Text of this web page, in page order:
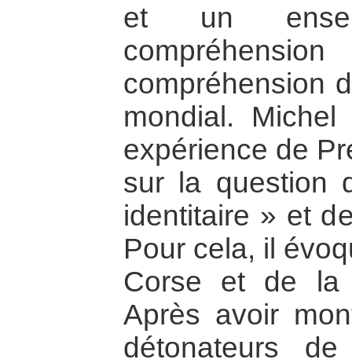
et un
compréhension
mondial.
expérience de
sur la question
identitaire » et
Pour cela, il
Corse et de la
Après avoir
détonateurs